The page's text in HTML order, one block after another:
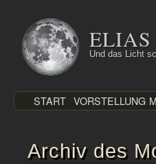
Inhalt
springen
ELIAS
Und das Licht
START VORSTELLUNG
Archiv des